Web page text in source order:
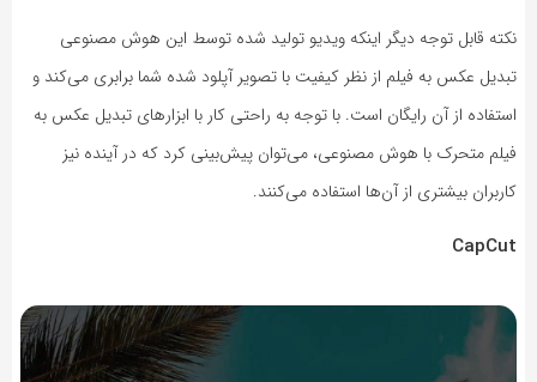
نکته قابل توجه دیگر اینکه ویدیو تولید شده توسط این هوش مصنوعی
تبدیل عکس به فیلم از نظر کیفیت با تصویر آپلود شده شما برابری می‌کند و
استفاده از آن رایگان است. با توجه به راحتی کار با ابزارهای تبدیل عکس به
فیلم متحرک با هوش مصنوعی، می‌توان پیش‌بینی کرد که در آینده نیز
کاربران بیشتری از آن‌ها استفاده می‌کنند.
CapCut